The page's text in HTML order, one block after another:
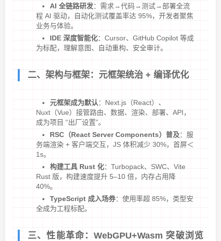
AI 全链路研发：需求→代码→测试→部署全流
程 AI 驱动，自动化测试覆盖率达 95%，开发者聚焦
业务与体验。
IDE 深度智能化：Cursor、GitHub Copilot 等成
为标配，理解意图、自动重构、安全审计。
二、架构与框架：元框架统治 + 编译优化
元框架成为默认：Next.js（React）、
Nuxt（Vue）接管路由、数据、渲染、部署、API，
成为项目 “出厂设置”。
RSC（React Server Components）普及：服
务端渲染 + 客户端交互，JS 体积减少 30%，首屏＜
1s。
构建工具 Rust 化：Turbopack、SWC、Vite
Rust 版，构建速度提升 5–10 倍，内存占用降
40%。
TypeScript 成入场券：使用率超 85%，类型安
全成为工程标配。
三、性能革命：WebGPU+Wasm 突破浏览